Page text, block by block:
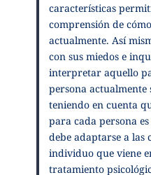
características
comprensión de
actualmente. Así
con sus miedos e
interpretar aquello
persona actualmente
teniendo en cuenta
para cada persona
debe adaptarse a las
individuo que viene
tratamiento